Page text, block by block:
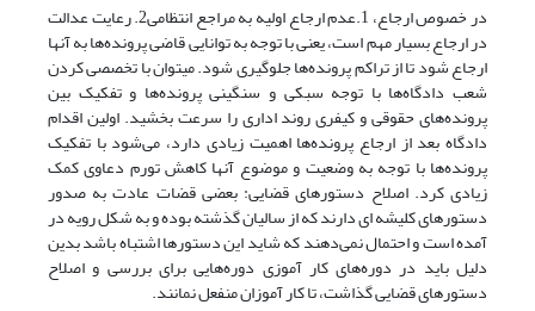
در خصوص ارجاع، 1.عدم ارجاع اولیه به مراجع انتظامی‌‌‌2. رعایت عدالت
در ارجاع بسیار مهم است، یعنی با توجه به توانایی قاضی پرونده‌ها به آنها
ارجاع شود تا از تراکم پرونده‌ها جلوگیری شود. میتوان با تخصصی کردن
شعب دادگاه‌ها با توجه سبکی و سنگینی پرونده‌ها و تفکیک بین
پرونده‌های حقوقی و کیفری روند اداری را سرعت بخشید. اولین اقدام
دادگاه بعد از ارجاع پرونده‌ها اهمیت زیادی دارد، می‌‌‌شود با تفکیک
پرونده‌ها با توجه به وضعیت و موضوع آنها کاهش تورم دعاوی کمک
زیادی کرد. اصلاح دستورهای قضایی: بعضی قضات عادت به صدور
دستورهای کلیشه ای دارند که از سالیان گذشته بوده و به شکل رویه در
آمده است و احتمال نمی‌‌‌دهند که شاید این دستور‌ها اشتباه باشد بدین
دلیل باید در دوره‌های کار آموزی دوره‌هایی برای بررسی و اصلاح
دستورهای قضایی گذاشت، تا کار آموزان منفعل نمانند.